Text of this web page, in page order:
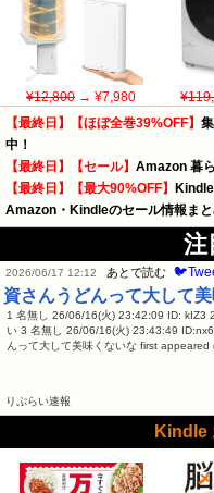
¥12,800→ ¥7,980
【最終日】【ほぼ全巻39%OFF】
中！
【最終日】【セール】 Amazon 暮
【最終日】【最大90%OFF】
Amazon・Kindleのセール情報ま
注
2026/06/17 12:12 あとで読む
資さんうどんって大して
1 名無し 26/06/16(火) 23:42:09 ID: kIZ3
い 3 名無し 26/06/16(火) 23:43:49
んって大して美味くないな first
りぷらい速報
Kindle